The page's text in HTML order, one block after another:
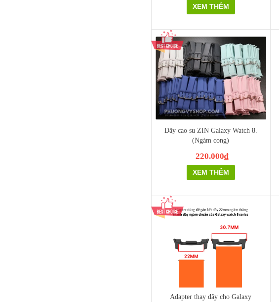
XEM THÊM
Dây cao su ZIN Galaxy Watch 8.
(Ngàm cong)
220.000₫
XEM THÊM
Adapter thay dây cho Galaxy